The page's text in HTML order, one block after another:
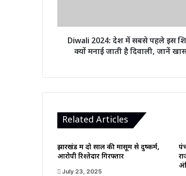
मंदिर
है
परंपरा
Diwali 2024: देश में सबसे पहले इस
क्यों मनाई जाती है दिवाली, जानें
Related Articles
झारखंड में दो साल की मासूम से दुष्कर्म,
आरोपी रिश्तेदार गिरफ्तार
July 23, 2025